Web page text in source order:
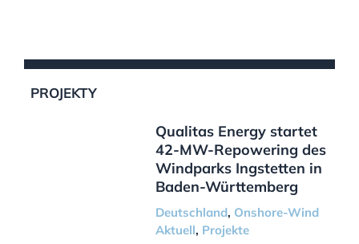
PROJEKTY
Qualitas Energy startet
42-MW-Repowering des
Windparks Ingstetten in
Baden-Württemberg
Deutschland, Onshore-Wind
Aktuell, Projekte